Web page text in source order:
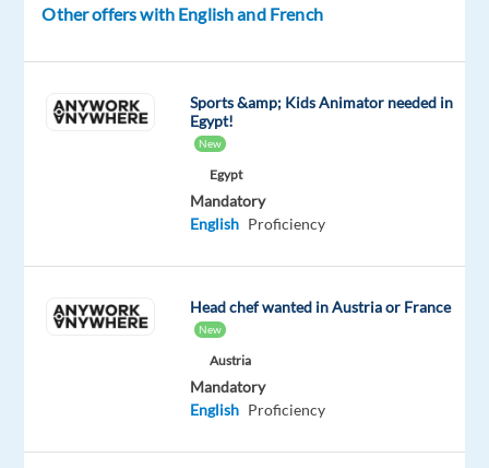
pour
mission
d’intérim
de
seront
Other offers with English and French
Sports &amp; Kids Animator needed in
Egypt!
New
Egypt
Mandatory
English Proficiency
Head chef wanted in Austria or France
New
Austria
Mandatory
English Proficiency